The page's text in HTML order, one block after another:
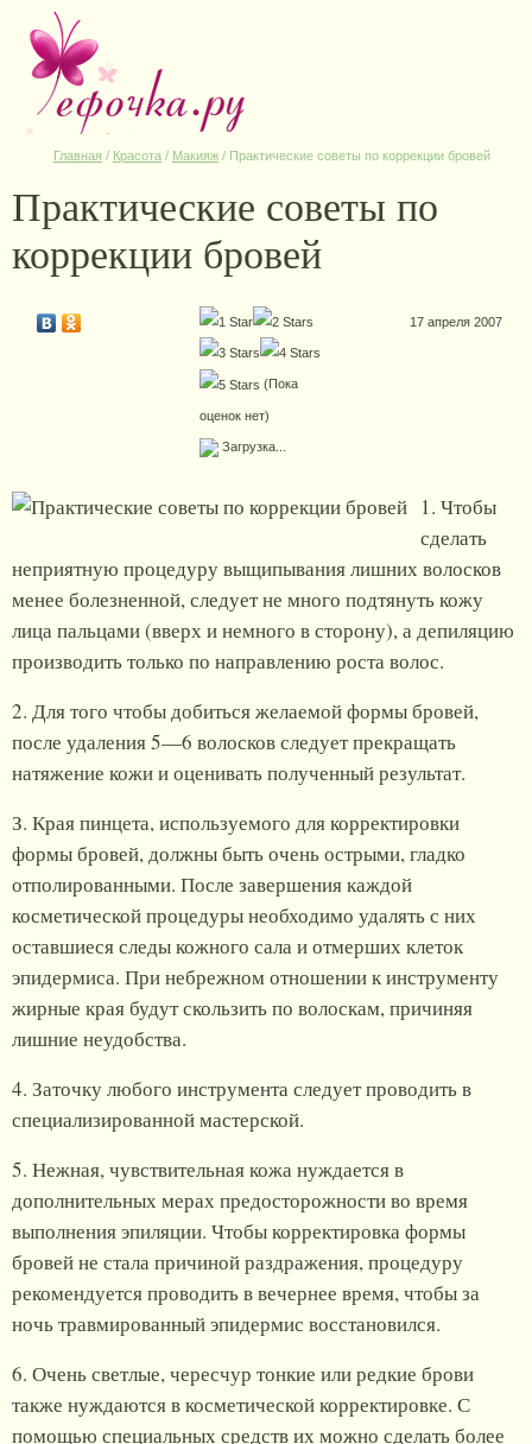
Главная / Красота / Макияж / Практические советы по коррекции бровей
Практические советы по
коррекции бровей
(Пока
оценок нет)
Загрузка...
17 апреля 2007
1. Чтобы
сделать
неприятную процедуру выщипывания лишних волосков
менее болезненной, следует не много подтянуть кожу
лица пальцами (вверх и немного в сторону), а депиляцию
производить только по направлению роста волос.
2. Для того чтобы добиться желаемой формы бровей,
после удаления 5—6 волосков следует прекращать
натяжение кожи и оценивать полученный результат.
З. Края пинцета, используемого для корректировки
формы бровей, должны быть очень острыми, гладко
отполированными. После завершения каждой
косметической процедуры необходимо удалять с них
оставшиеся следы кожного сала и отмерших клеток
эпидермиса. При небрежном отношении к инструменту
жирные края будут скользить по волоскам, причиняя
лишние неудобства.
4. Заточку любого инструмента следует проводить в
специализированной мастерской.
5. Нежная, чувствительная кожа нуждается в
дополнительных мерах предосторожности во время
выполнения эпиляции. Чтобы корректировка формы
бровей не стала причиной раздражения, процедуру
рекомендуется проводить в вечернее время, чтобы за
ночь травмированный эпидермис восстановился.
6. Очень светлые, чересчур тонкие или редкие брови
также нуждаются в косметической корректировке. С
помощью специальных средств их можно сделать более